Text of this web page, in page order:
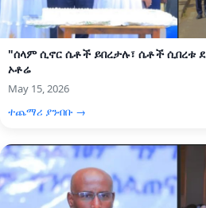
"ሰላም ሲኖር ሴቶች ይበረታሉ፣ ሴቶች ሲበረቱ
ኦቶሬ
May 15, 2026
ተጨማሪ ያንብቡ →